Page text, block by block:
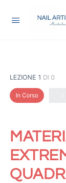
LEZIONE 1 DI 0
In Corso